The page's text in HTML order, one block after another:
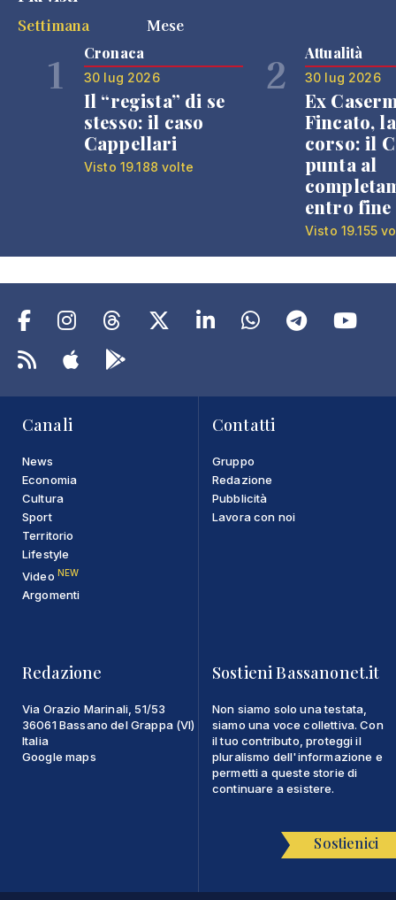
Settimana
Mese
1 Cronaca
30 lug 2026
Il “regista” di se
stesso: il caso
Cappellari
Visto 19.188 volte
2 Attualità
30 lug 2026
Ex
Fincato,
corso: il
punta al
entro fine
Visto 19.155
Canali
News
Economia
Cultura
Sport
Territorio
Lifestyle
Video NEW
Argomenti
Contatti
Gruppo
Redazione
Pubblicità
Lavora con noi
Redazione
Via Orazio Marinali, 51/53
36061 Bassano del Grappa (VI)
Italia
Google maps
Sostieni Bassanonet.it
Non siamo solo una testata,
siamo una voce collettiva. Con
il tuo contributo, proteggi il
pluralismo dell'informazione e
permetti a queste storie di
continuare a esistere.
Sostienici